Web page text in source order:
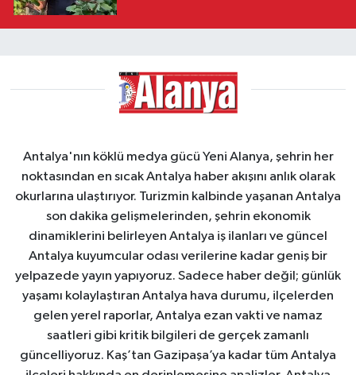
Antalya'nın köklü medya gücü Yeni Alanya, şehrin her
noktasından en sıcak Antalya haber akışını anlık olarak
okurlarına ulaştırıyor. Turizmin kalbinde yaşanan Antalya
son dakika gelişmelerinden, şehrin ekonomik
dinamiklerini belirleyen Antalya iş ilanları ve güncel
Antalya kuyumcular odası verilerine kadar geniş bir
yelpazede yayın yapıyoruz. Sadece haber değil; günlük
yaşamı kolaylaştıran Antalya hava durumu, ilçelerden
gelen yerel raporlar, Antalya ezan vakti ve namaz
saatleri gibi kritik bilgileri de gerçek zamanlı
güncelliyoruz. Kaş’tan Gazipaşa’ya kadar tüm Antalya